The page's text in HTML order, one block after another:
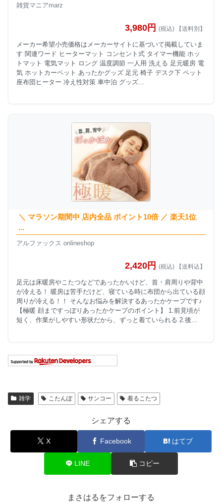
雑貨マニアmarz
3,980円 (税込) 【送料別】
メーカー希望小売価格はメーカーサイトに基づいて掲載していま
す 関連ワード ヒーターマット コンセント式 タイマー機能 ホッ
トマット 電気マット ロング 温度調節 一人用 洗える 足元暖房 電
気 ホットカーペット あったかグッズ 足元 椅子 デスク下 ペット
座布団ヒーター 冷え性対策 車中泊 グッズ...
＼ マラソン期間中 店内全品 ポイント10倍 ／ 楽天1位
...
アルファックス onlineshop
2,420円 (税込) 【送料込】
足元は床暖房やこたつなどであったかいけど、首・肩周りや背中
が冷える！ 暖房は苦手だけど、寝ている時に布団から出ている顔
周りが冷える！！ そんなお悩みを解決するあったかケープです♪
【極暖 顔まですっぽりあったかケープのポイント】 1.前見頃が
短く、作業がしやすい形状だから、ずっと着ていられる 2.後...
雑学 こたんぽ サンコー 着るこたつ
シェアする
X Facebook はてブ
LINE コピー
まさはるをフォローする